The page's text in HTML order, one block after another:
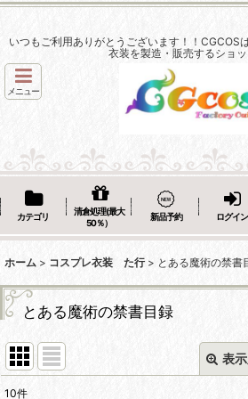
いつもご利用ありがとうございます！！CGCOS
衣装を製造・販売するショッ
メニュー
カテゴリ
清倉処理(最大
50％）
新品予約 ログイン
ホーム > コスプレ衣装 た行 > とある魔術の禁書
とある魔術の禁書目録
表
10件